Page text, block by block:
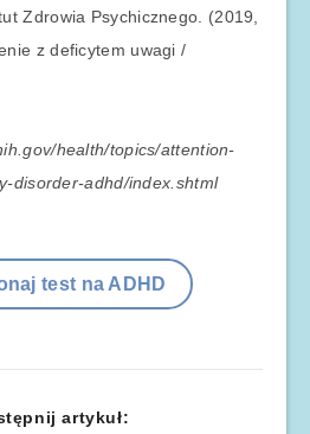
Zdrowia Psychicznego. (2019,
z deficytem uwagi /
health/topics/attention-
disorder-adhd/index.shtml
test na ADHD
artykuł: